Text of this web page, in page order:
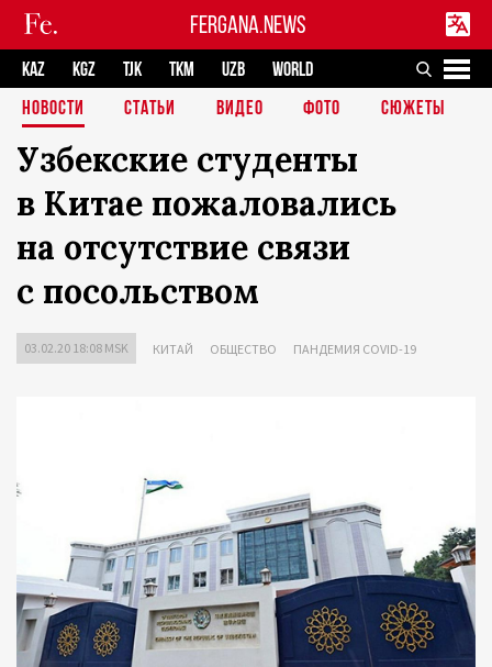
FERGANA.NEWS
KAZ KGZ TJK TKM UZB
WORLD
НОВОСТИ
СТАТЬИ ВИДЕО ФОТО СЮЖЕТЫ
Узбекские студенты
в Китае пожаловались
на отсутствие связи
с посольством
03.02.20 18:08 MSK КИТАЙ ОБЩЕСТВО ПАНДЕМИЯ COVID-19